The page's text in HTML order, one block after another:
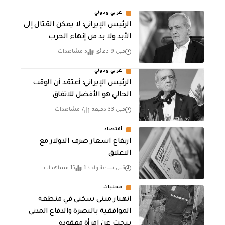
عربي ودولي
الرئيس الإيراني: لا يمكن القتال إلى
الأبد ولا بد من إنهاء الحرب
قبل 9 دقائق 5 مشاهدات
عربي ودولي
الرئيس الإيراني: أعتقد أن الوقت
الحالي هو الأفضل للاتفاق
قبل 33 دقيقة 7 مشاهدات
أقتصاد
ارتفاع اسعار صرف الدولار مع
الاغلاق
قبل ساعة واحدة 15 مشاهدات
محليات
انهيار مبنى سكني في منطقة
الموافقية بالبصرة والدفاع المدني